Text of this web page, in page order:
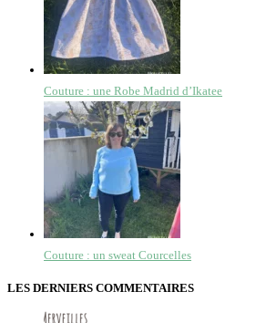
Couture : une Robe Madrid d’Ikatee
Couture : un sweat Courcelles
LES DERNIERS COMMENTAIRES